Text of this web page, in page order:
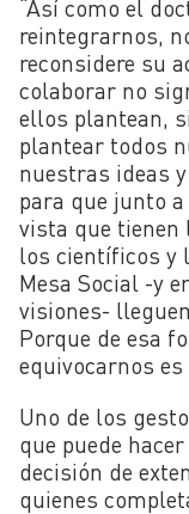
“Así como el
reintegrarnos,
reconsidere su
colaborar no
ellos plantean,
plantear todos
nuestras ideas
para que junto
vista que tienen
los científicos y
Mesa Social -y
visiones-
Porque de esa
equivocarnos es
Uno de los
que puede
decisión de
quienes